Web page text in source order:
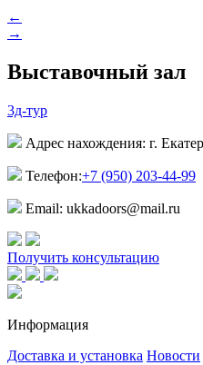
←
→
Выставочный зал
3д-тур
Адрес нахождения: г.
Телефон:+7 (950) 203-44-99
Email: ukkadoors@mail.ru
Получить консультацию
Информация
Доставка и установка Новости